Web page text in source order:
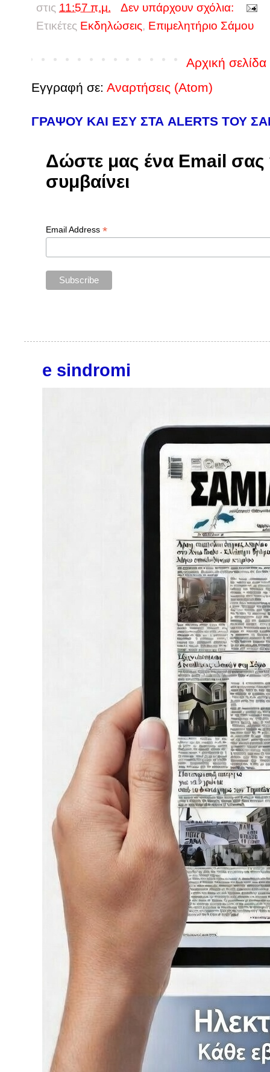
στις 11:57 π.μ.
Δεν υπάρχουν σχόλια:
Ετικέτες Εκδηλώσεις, Επιμελητήριο Σάμου
Αρχική σελίδα
Εγγραφή σε: Αναρτήσεις (Atom)
ΓΡΑΨΟΥ ΚΑΙ ΕΣΥ ΣΤΑ ALERTS ΤΟΥ
Δώστε μας ένα Email σας
συμβαίνει
Email Address *
e sindromi